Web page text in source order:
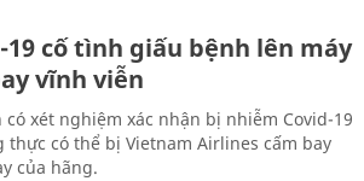
cố tình giấu bệnh lên máy
vĩnh viễn
xét nghiệm xác nhận bị nhiễm Covid-19
có thể bị Vietnam Airlines cấm bay
của hãng.